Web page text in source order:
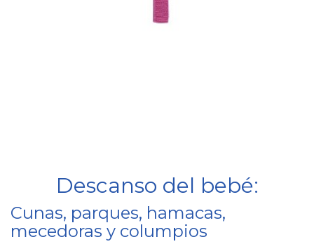
Descanso del bebé:
Cunas, parques, hamacas,
mecedoras y columpios